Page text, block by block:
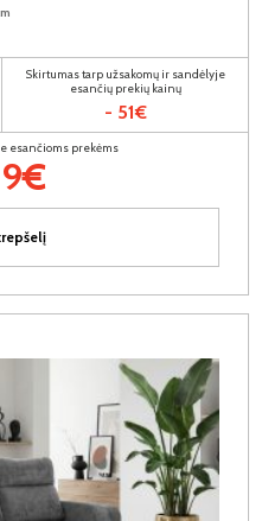
Skirtumas tarp užsakomų ir sandėlyje
esančių prekių kainų
- 51€
esančioms prekėms